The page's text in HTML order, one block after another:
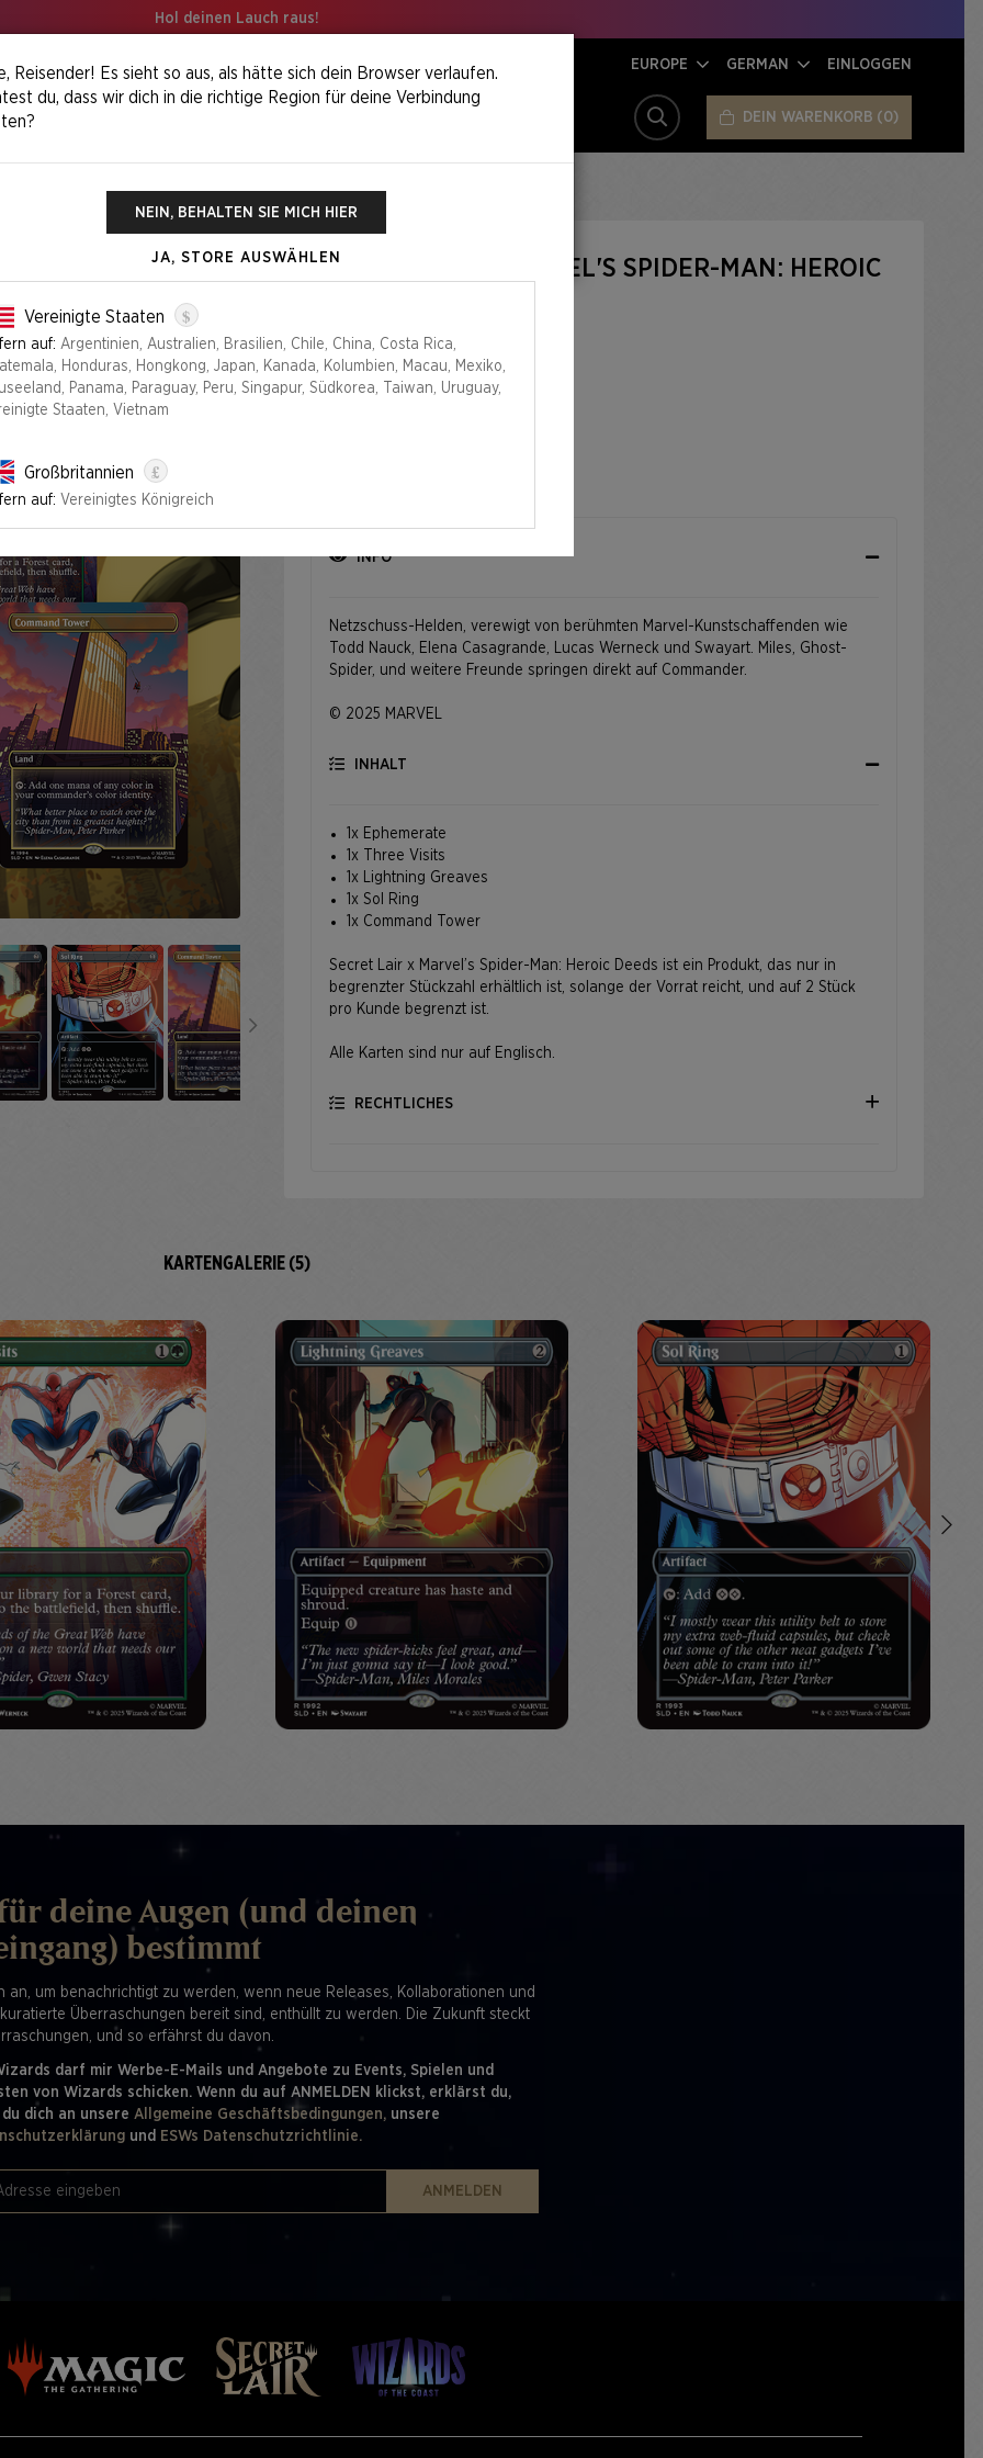
Hol deinen Lauch raus!
EUROPE GERMAN EINLOGGEN
SUCHE DEIN WARENKORB 0
SECRET LAIR X MARVEL'S SPIDER-MAN: HEROIC
Auflage
INFO
Netzschuss-Helden, verewigt von berühmten Marvel-Kunstschaffenden wie
Todd Nauck, Elena Casagrande, Lucas Werneck und Swayart. Miles, Ghost-
Spider, und weitere Freunde springen direkt auf Commander.
© 2025 MARVEL
INHALT
1x Ephemerate
1x Three Visits
1x Lightning Greaves
1x Sol Ring
1x Command Tower
Secret Lair x Marvel’s Spider-Man: Heroic Deeds ist ein Produkt, das nur in
begrenzter Stückzahl erhältlich ist, solange der Vorrat reicht, und auf 2 Stück
pro Kunde begrenzt ist.
Alle Karten sind nur auf Englisch.
RECHTLICHES
KARTENGALERIE (5)
deine Augen (und deinen
bestimmt
an, um benachrichtigt zu werden, wenn neue Releases, Kollaborationen und
Überraschungen bereit sind, enthüllt zu werden. Die Zukunft steckt
und so erfährst du davon.
darf mir Werbe-E-Mails und Angebote zu Events, Spielen und
von Wizards schicken. Wenn du auf ANMELDEN klickst, erklärst du,
dich an unsere Allgemeine Geschäftsbedingungen, unsere
und ESWs Datenschutzrichtlinie.
ANMELDEN
Reisender! Es sieht so aus, als hätte sich dein Browser verlaufen.
du, dass wir dich in die richtige Region für deine Verbindung
NEIN, BEHALTEN SIE MICH HIER
JA, STORE AUSWÄHLEN
Vereinigte Staaten $
auf: Argentinien, Australien, Brasilien, Chile, China, Costa Rica,
Honduras, Hongkong, Japan, Kanada, Kolumbien, Macau, Mexiko,
Panama, Paraguay, Peru, Singapur, Südkorea, Taiwan, Uruguay,
Staaten, Vietnam
Großbritannien £
auf: Vereinigtes Königreich